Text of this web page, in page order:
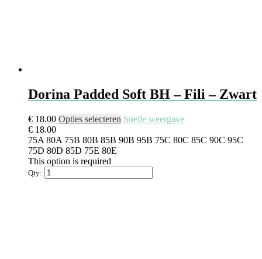
Dorina Padded Soft BH – Fili – Zwart
€ 18.00 Opties selecteren Snelle weergave
€ 18.00
75A 80A 75B 80B 85B 90B 95B 75C 80C 85C 90C 95C
75D 80D 85D 75E 80E
This option is required
Qty: